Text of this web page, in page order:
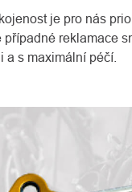
je pro nás
případné reklamace
a s maximální péčí.